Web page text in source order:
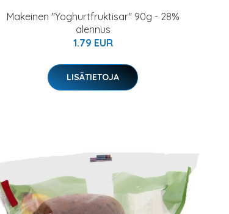
Makeinen "Yoghurtfruktisar" 90g - 28%
alennus
1.79 EUR
LISÄTIETOJA